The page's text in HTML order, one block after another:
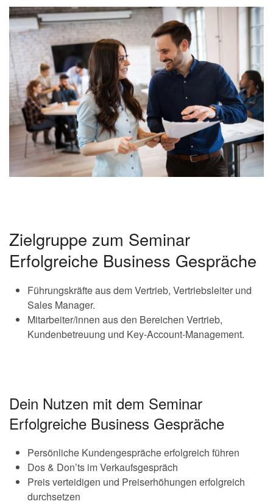
Zielgruppe zum Seminar
Erfolgreiche Business Gespräche
Führungskräfte aus dem Vertrieb, Vertriebsleiter und
Sales Manager.
Mitarbeiter/innen aus den Bereichen Vertrieb,
Kundenbetreuung und Key-Account-Management.
Dein Nutzen mit dem Seminar
Erfolgreiche Business Gespräche
Persönliche Kundengespräche erfolgreich führen
Dos & Don’ts im Verkaufsgespräch
Preis verteidigen und Preiserhöhungen erfolgreich
durchsetzen